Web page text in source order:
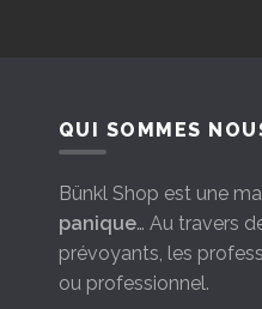
QUI SOMMES
Bünkl Shop est une
panique… Au travers
prévoyants, les
ou professionnel.